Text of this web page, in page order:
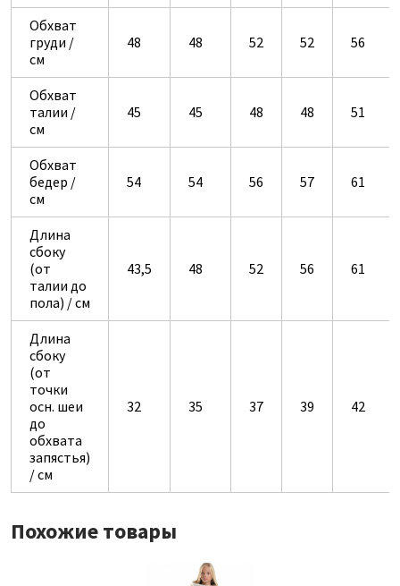
Обхват
груди /
см
48 48 52 52 56
Обхват
талии /
см
45 45 48 48 51
Обхват
бедер /
см
54 54 56 57 61
Длина
сбоку
(от
талии до
пола) / см
43,5 48 52 56 61
Длина
сбоку
(от
точки
осн. шеи
до
обхвата
запястья)
/ см
32 35 37 39 42
Похожие товары